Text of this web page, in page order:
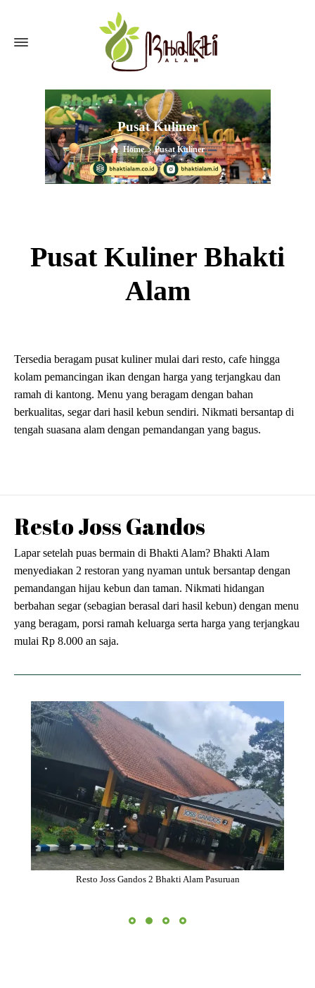
Pusat Kuliner
Home Pusat Kuliner
Pusat Kuliner Bhakti
Alam
Tersedia beragam pusat kuliner mulai dari resto, cafe hingga
kolam pemancingan ikan dengan harga yang terjangkau dan
ramah di kantong. Menu yang beragam dengan bahan
berkualitas, segar dari hasil kebun sendiri. Nikmati bersantap di
tengah suasana alam dengan pemandangan yang bagus.
Resto Joss Gandos
Lapar setelah puas bermain di Bhakti Alam? Bhakti Alam
menyediakan 2 restoran yang nyaman untuk bersantap dengan
pemandangan hijau kebun dan taman. Nikmati hidangan
berbahan segar (sebagian berasal dari hasil kebun) dengan menu
yang beragam, porsi ramah keluarga serta harga yang terjangkau
mulai Rp 8.000 an saja.
Resto Joss Gandos 2 Bhakti Alam Pasuruan